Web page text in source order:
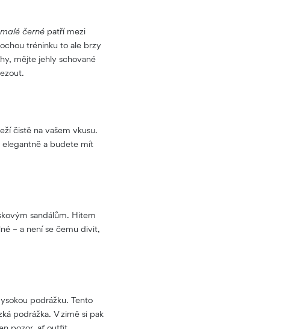
malé černé patří mezi
tréninku to ale brzy
mějte jehly schované
čistě na vašem vkusu.
a budete mít
sandálům. Hitem
– a není se čemu divit,
podrážku. Tento
podrážka. V zimě si pak